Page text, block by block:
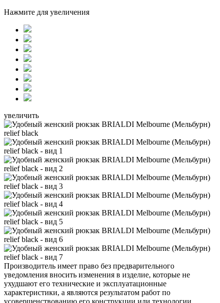
Нажмите для увеличения
увеличить
Производитель имеет право без предварительного
уведомления вносить изменения в изделие, которые не
ухудшают его технические и эксплуатационные
характеристики, а являются результатом работ по
усовершенствованию его конструкции или технологии